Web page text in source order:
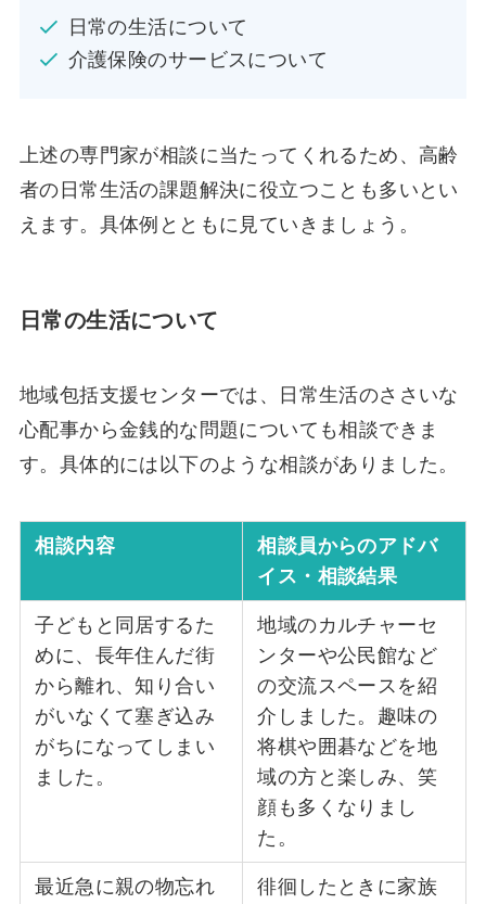
日常の生活について
介護保険のサービスについて
上述の専門家が相談に当たってくれるため、高齢
者の日常生活の課題解決に役立つことも多いとい
えます。具体例とともに見ていきましょう。
日常の生活について
地域包括支援センターでは、日常生活のささいな
心配事から金銭的な問題についても相談できま
す。具体的には以下のような相談がありました。
相談内容
相談員からのアドバ
イス・相談結果
子どもと同居するた
めに、長年住んだ街
から離れ、知り合い
がいなくて塞ぎ込み
がちになってしまい
ました。
地域のカルチャーセ
ンターや公民館など
の交流スペースを紹
介しました。趣味の
将棋や囲碁などを地
域の方と楽しみ、笑
顔も多くなりまし
た。
最近急に親の物忘れ 徘徊したときに家族